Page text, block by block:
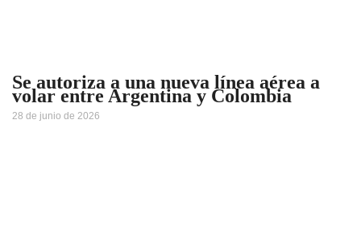
Se autoriza a una nueva línea aérea a
volar entre Argentina y Colombia
28 de junio de 2026